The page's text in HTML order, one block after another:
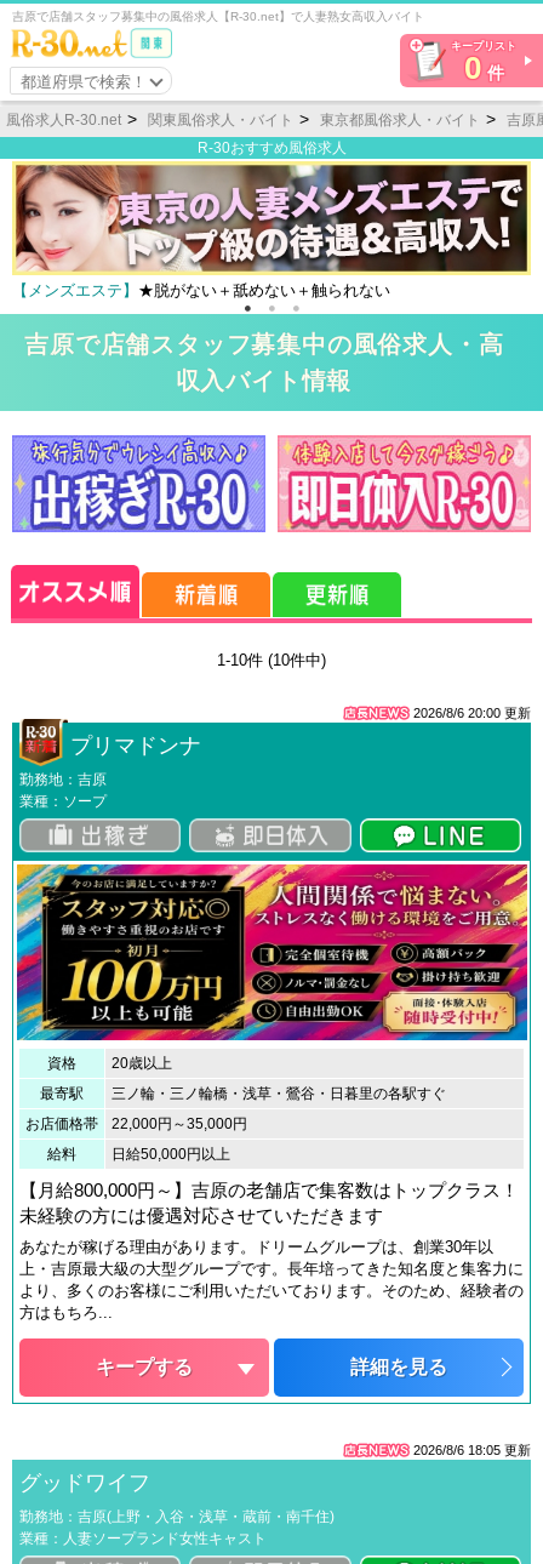
吉原で店舗スタッフ募集中の風俗求人【R-30.net】で人妻熟女高収入バイト
都道府県で検索！
キープリスト
0 件
風俗求人R-30.net 関東風俗求人・バイト 東京都風俗求人・バイト
吉原
R-30おすすめ風俗求人
舐めない＋触られない 【メンズエステ】
吉原で店舗スタッフ募集中の風俗求人・高
収入バイト情報
1-10件 (10件中)
2026/8/6 20:00 更新
プリマドンナ
勤務地：吉原
業種：ソープ
資格
20歳以上
最寄駅
三ノ輪・三ノ輪橋・浅草・鶯谷・日暮里の各駅すぐ
お店価格帯
22,000円～35,000円
給料
日給50,000円以上
【月給800,000円～】吉原の老舗店で集客数はトップクラス！
未経験の方には優遇対応させていただきます
あなたが稼げる理由があります。ドリームグループは、創業30年以
上・吉原最大級の大型グループです。長年培ってきた知名度と集客力に
より、多くのお客様にご利用いただいております。そのため、経験者の
方はもちろ...
キープする 詳細を見る
2026/8/6 18:05 更新
グッドワイフ
勤務地：吉原(上野・入谷・浅草・蔵前・南千住)
業種：人妻ソープランド女性キャスト